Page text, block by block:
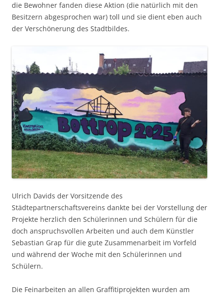
die Bewohner fanden diese Aktion (die natürlich mit den
Besitzern abgesprochen war) toll und sie dient eben auch
der Verschönerung des Stadtbildes.
Ulrich Davids der Vorsitzende des
Städtepartnerschaftsvereins dankte bei der Vorstellung der
Projekte herzlich den Schülerinnen und Schülern für die
doch anspruchsvollen Arbeiten und auch dem Künstler
Sebastian Grap für die gute Zusammenarbeit im Vorfeld
und während der Woche mit den Schülerinnen und
Schülern.
Die Feinarbeiten an allen Graffitiprojekten wurden am